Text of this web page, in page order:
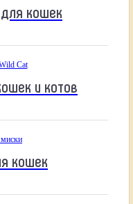
кошек
и котов
кошек